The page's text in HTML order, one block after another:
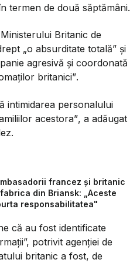
termen de două săptămâni.
Britanic de
„o absurditate totală” și
agresivă și coordonată
britanici”.
intimidarea personalului
acestora”, a adăugat
francez și britanic
din Briansk: „Aceste
responsabilitatea"
că au fost identificate
potrivit agenției de
britanic a fost, de